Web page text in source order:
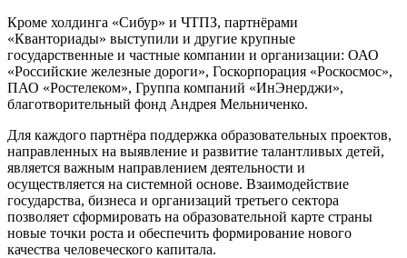
Кроме холдинга «Сибур» и ЧТПЗ, партнёрами
«Кванториады» выступили и другие крупные
государственные и частные компании и организации: ОАО
«Российские железные дороги», Госкорпорация «Роскосмос»,
ПАО «Ростелеком», Группа компаний «ИнЭнерджи»,
благотворительный фонд Андрея Мельниченко.
Для каждого партнёра поддержка образовательных проектов,
направленных на выявление и развитие талантливых детей,
является важным направлением деятельности и
осуществляется на системной основе. Взаимодействие
государства, бизнеса и организаций третьего сектора
позволяет сформировать на образовательной карте страны
новые точки роста и обеспечить формирование нового
качества человеческого капитала.